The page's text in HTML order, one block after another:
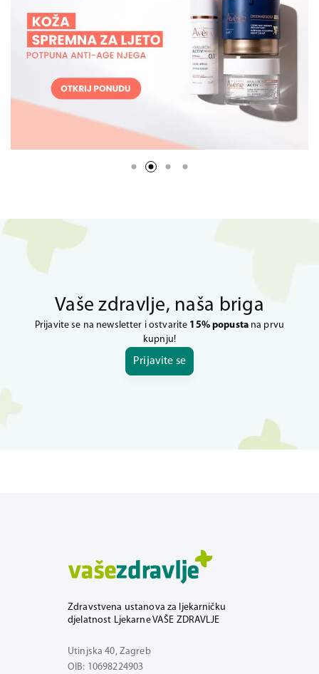
Vaše zdravlje, naša briga
Prijavite se na newsletter i ostvarite 15% popustana prvu
kupnju!
Prijavite se
Zdravstvena ustanova za ljekarničku
djelatnost Ljekarne VAŠE ZDRAVLJE
Utinjska 40, Zagreb
OIB: 10698224903